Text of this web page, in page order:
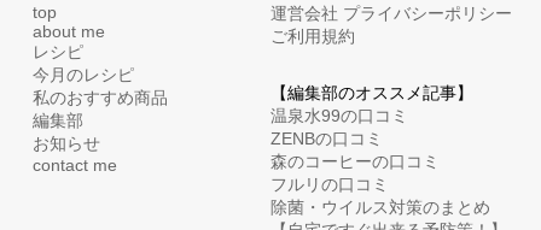
top
about me
レシピ
今月のレシピ
私のおすすめ商品
編集部
お知らせ
contact me
運営会社 プライバシーポリシー
ご利用規約
【編集部のオススメ記事】
温泉水99の口コミ
ZENBの口コミ
森のコーヒーの口コミ
フルリの口コミ
除菌・ウイルス対策のまとめ